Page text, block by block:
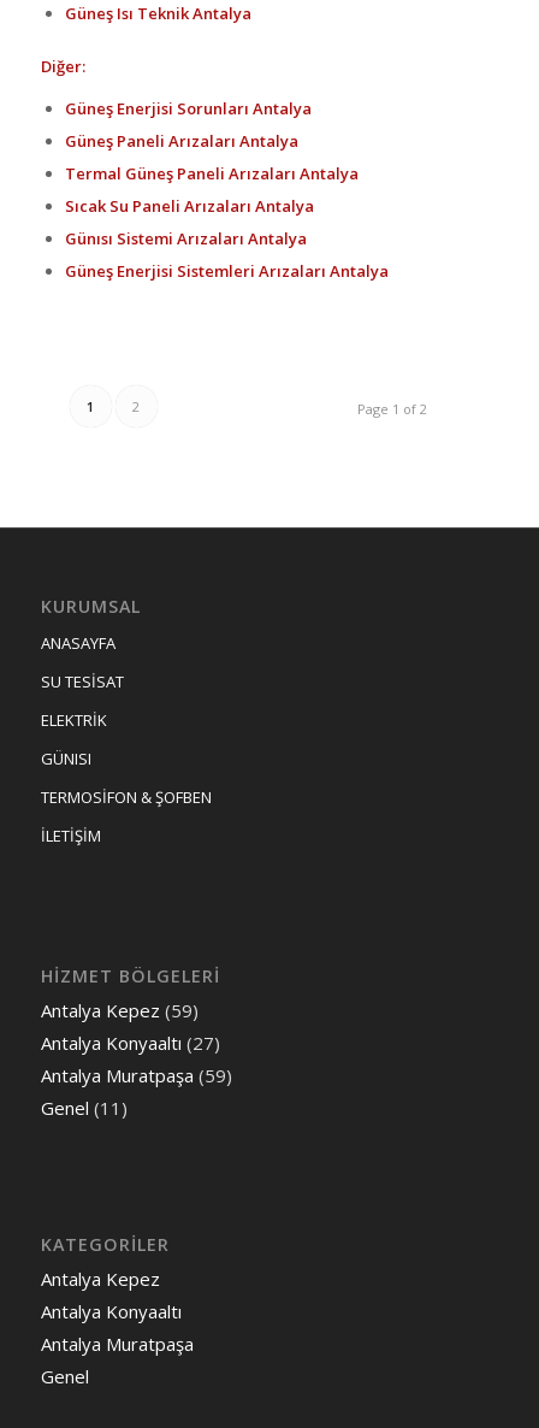
Güneş Isı Teknik Antalya
Diğer:
Güneş Enerjisi Sorunları Antalya
Güneş Paneli Arızaları Antalya
Termal Güneş Paneli Arızaları Antalya
Sıcak Su Paneli Arızaları Antalya
Günısı Sistemi Arızaları Antalya
Güneş Enerjisi Sistemleri Arızaları Antalya
Page 1 of 2
1 2
KURUMSAL
ANASAYFA
SU TESİSAT
ELEKTRİK
GÜNISI
TERMOSİFON & ŞOFBEN
İLETİŞİM
HİZMET BÖLGELERİ
Antalya Kepez (59)
Antalya Konyaaltı (27)
Antalya Muratpaşa (59)
Genel (11)
KATEGORILER
Antalya Kepez
Antalya Konyaaltı
Antalya Muratpaşa
Genel